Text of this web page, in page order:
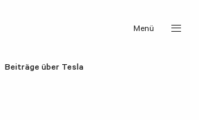
Menü
Beiträge über Tesla